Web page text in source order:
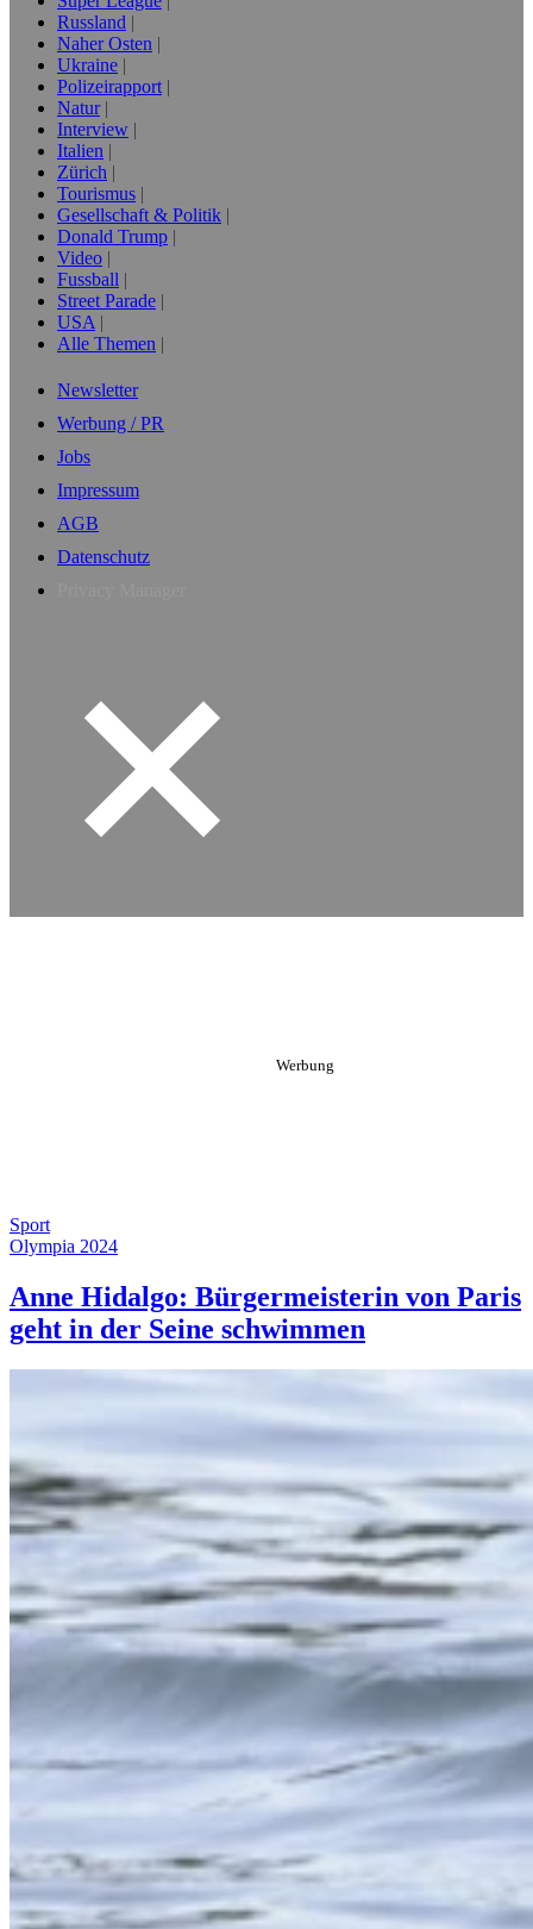
Russland
Naher Osten
Ukraine
Polizeirapport
Natur
Interview
Italien
Zürich
Tourismus
Gesellschaft & Politik
Donald Trump
Video
Fussball
Street Parade
USA
Alle Themen
Newsletter
Werbung / PR
Jobs
Impressum
AGB
Datenschutz
Sport
Olympia 2024
Anne Hidalgo: Bürgermeisterin von Paris
geht in der Seine schwimmen